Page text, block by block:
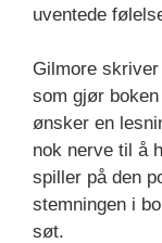
uventede
Gilmore
som gjør
ønsker en
nok nerve til å
spiller på den
stemningen i
søt.